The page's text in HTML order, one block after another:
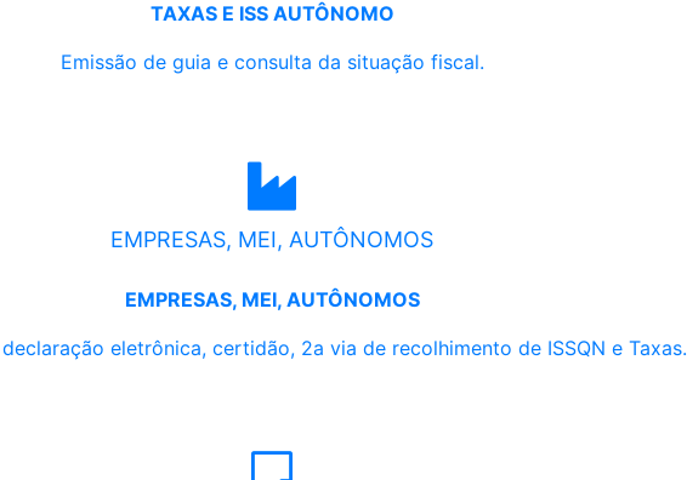
TAXAS E ISS AUTÔNOMO
Emissão de guia e consulta da situação fiscal.
EMPRESAS, MEI, AUTÔNOMOS
EMPRESAS, MEI, AUTÔNOMOS
eletrônica, certidão, 2a via de recolhimento de ISSQN e Taxas.